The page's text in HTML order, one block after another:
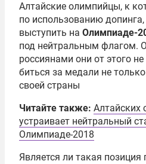
Алтайские олимпийцы, к
по использованию
выступить на Олимпиаде-
под нейтральным флагом.
россиянами они от этого
биться за медали не
своей страны
Читайте также: Алтайских
устраивает нейтральный
Олимпиаде-2018
Является ли такая